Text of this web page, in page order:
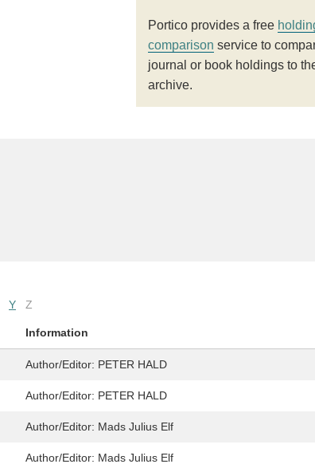
Portico provides a free
comparison service to
journal or book holdings to
archive.
Y Z
Information
Author/Editor: PETER HALD
Author/Editor: PETER HALD
Author/Editor: Mads Julius Elf
Author/Editor: Mads Julius Elf